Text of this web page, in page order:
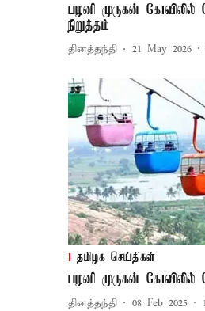
பழனி முருகன்
நிறுத்தம்
தினத்தந்தி 21 May 2026
தமிழக செய்திகள்
பழனி முருகன் கோவிலில்
தினத்தந்தி 08 Feb 2025